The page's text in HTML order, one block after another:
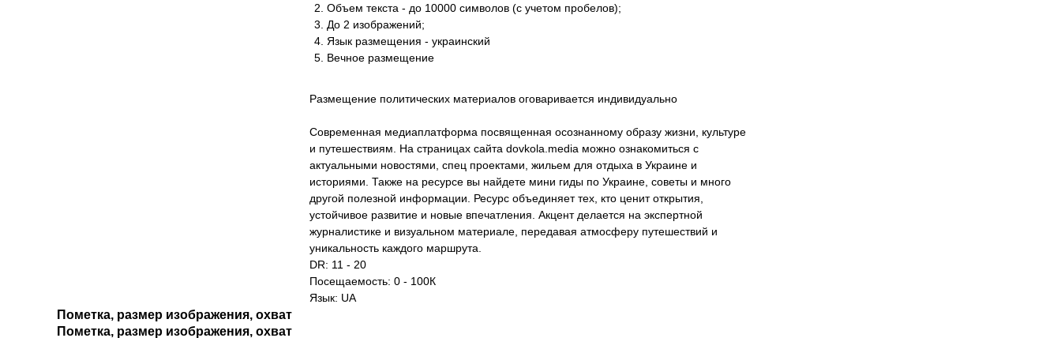
Объем текста - до 10000 символов (с учетом пробелов);
До 2 изображений;
Язык размещения - украинский
Вечное размещение
Размещение политических материалов оговаривается индивидуально
Современная медиаплатформа посвященная осознанному образу жизни, культуре
и путешествиям. На страницах сайта dovkola.media можно ознакомиться с
актуальными новостями, спец проектами, жильем для отдыха в Украине и
историями. Также на ресурсе вы найдете мини гиды по Украине, советы и много
другой полезной информации. Ресурс объединяет тех, кто ценит открытия,
устойчивое развитие и новые впечатления. Акцент делается на экспертной
журналистике и визуальном материале, передавая атмосферу путешествий и
уникальность каждого маршрута.
DR: 11 - 20
Посещаемость: 0 - 100К
Язык: UA
Пометка, размер изображения, охват
Пометка, размер изображения, охват